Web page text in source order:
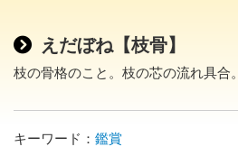
えだぼね【枝骨】
枝の骨格のこと。枝の芯の流れ具合。
キーワード： 鑑賞